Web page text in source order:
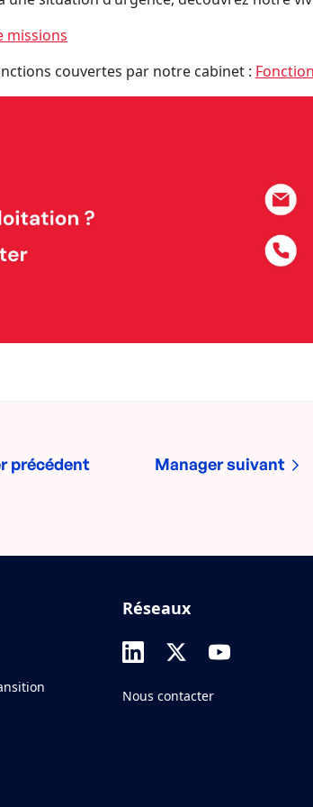
missions
couvertes par notre cabinet :
précédent Manager suivant
Réseaux
Nous contacter